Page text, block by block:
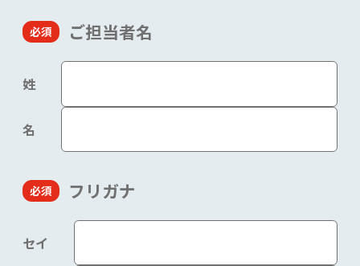
ご担当者名
姓
名
フリガナ
セイ